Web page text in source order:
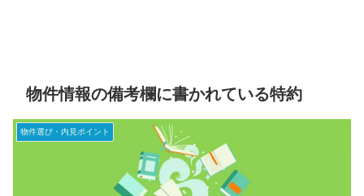
物件情報の備考欄に書かれている特約
物件選び・内見ポイント